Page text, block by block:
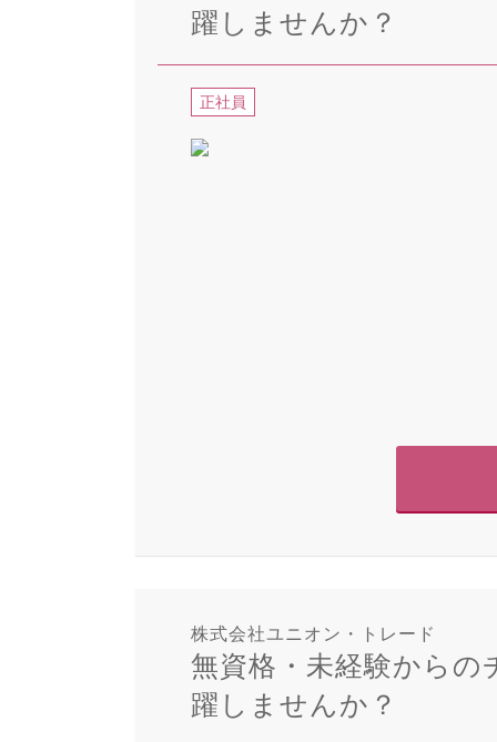
躍しませんか？
正社員
株式会社ユニオン・トレード
無資格・未経験からの
躍しませんか？